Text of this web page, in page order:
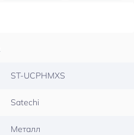
ST-UCPHMXS
Satechi
Металл